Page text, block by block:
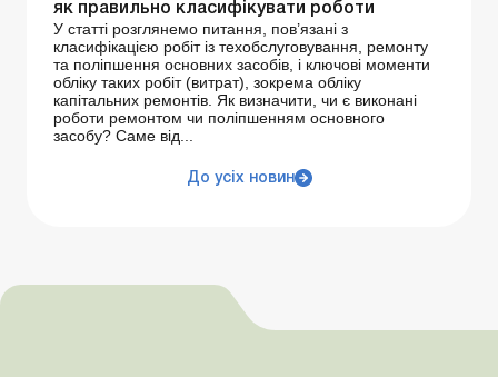
як правильно класифікувати роботи
У статті розглянемо питання, пов’язані з
класифікацією робіт із техобслуговування, ремонту
та поліпшення основних засобів, і ключові моменти
обліку таких робіт (витрат), зокрема обліку
капітальних ремонтів. Як визначити, чи є виконані
роботи ремонтом чи поліпшенням основного
засобу? Саме від...
До усіх новин